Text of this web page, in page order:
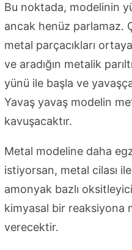
Bu noktada, modelinin
ancak henüz parlamaz.
metal parçacıkları
ve aradığın metalik
yünü ile başla ve
Yavaş yavaş modelin
kavuşacaktır.
Metal modeline daha
istiyorsan, metal cilası
amonyak bazlı
kimyasal bir reaksiyona
verecektir.